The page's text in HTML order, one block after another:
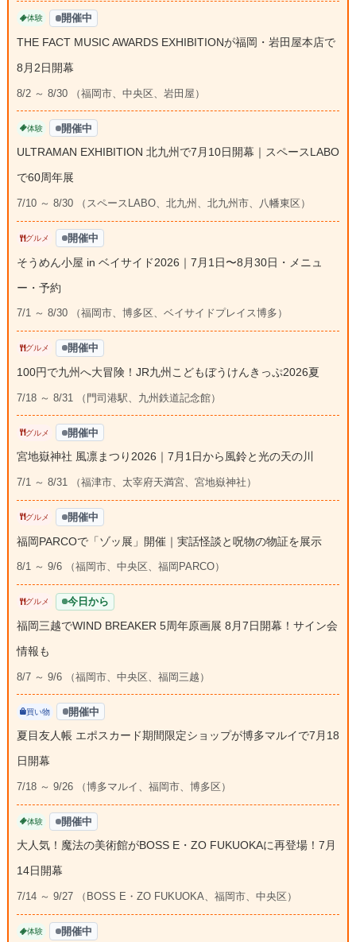
体験 開催中
THE FACT MUSIC AWARDS EXHIBITIONが福岡・岩田屋本店で
8月2日開幕
8/2 ～ 8/30 （福岡市、中央区、岩田屋）
体験 開催中
ULTRAMAN EXHIBITION 北九州で7月10日開幕｜スペースLABO
で60周年展
7/10 ～ 8/30 （スペースLABO、北九州、北九州市、八幡東区）
グルメ 開催中
そうめん小屋 in ベイサイド2026｜7月1日〜8月30日・メニュ
ー・予約
7/1 ～ 8/30 （福岡市、博多区、ベイサイドプレイス博多）
グルメ 開催中
100円で九州へ大冒険！JR九州こどもぼうけんきっぷ2026夏
7/18 ～ 8/31 （門司港駅、九州鉄道記念館）
グルメ 開催中
宮地嶽神社 風凛まつり2026｜7月1日から風鈴と光の天の川
7/1 ～ 8/31 （福津市、太宰府天満宮、宮地嶽神社）
グルメ 開催中
福岡PARCOで「ゾッ展」開催｜実話怪談と呪物の物証を展示
8/1 ～ 9/6 （福岡市、中央区、福岡PARCO）
グルメ 今日から
福岡三越でWIND BREAKER 5周年原画展 8月7日開幕！サイン会
情報も
8/7 ～ 9/6 （福岡市、中央区、福岡三越）
買い物 開催中
夏目友人帳 エポスカード期間限定ショップが博多マルイで7月18
日開幕
7/18 ～ 9/26 （博多マルイ、福岡市、博多区）
体験 開催中
大人気！魔法の美術館がBOSS E・ZO FUKUOKAに再登場！7月
14日開幕
7/14 ～ 9/27 （BOSS E・ZO FUKUOKA、福岡市、中央区）
体験 開催中